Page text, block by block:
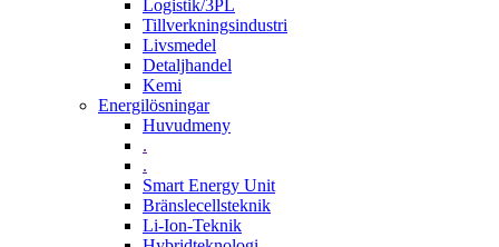
Logistik/3PL
Tillverkningsindustri
Livsmedel
Detaljhandel
Kemi
Energilösningar
Huvudmeny
.
.
Smart Energy Unit
Bränslecellsteknik
Li-Ion-Teknik